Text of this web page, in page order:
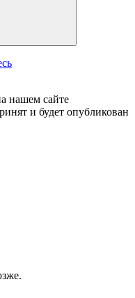
нашем сайте
и будет опубликован